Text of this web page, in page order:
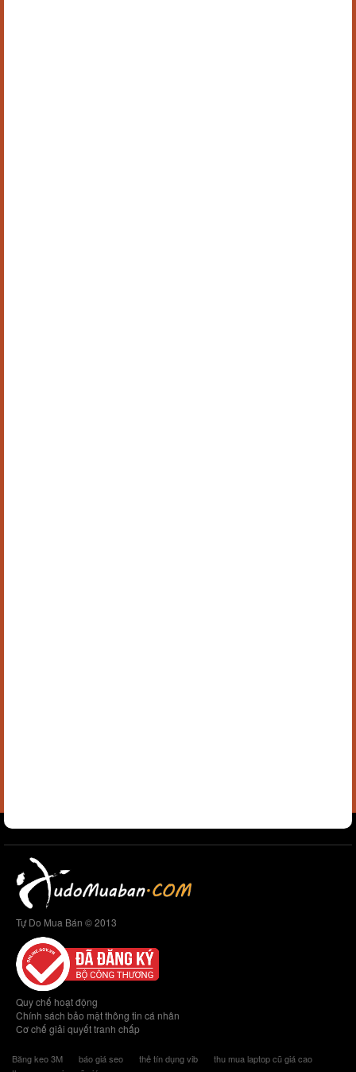
Tự Do Mua Bán © 2013
Quy chế hoạt động
Chính sách bảo mật thông tin cá nhân
Cơ chế giải quyết tranh chấp
Băng keo 3M báo giá seo thẻ tín dụng vib
thu mua laptop cũ giá cao